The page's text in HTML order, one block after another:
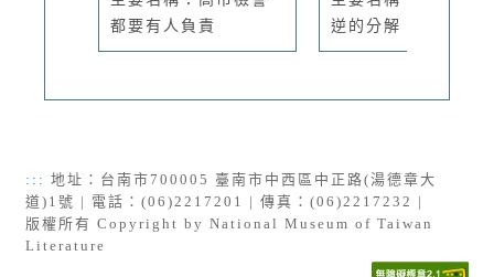
都要有人負責
逆的分解
::: 地址：台南市700005 臺南市中西區中正路(湯德章大
道)1號 | 電話：(06)2217201 | 傳真：(06)2217232 |
版權所有 Copyright by National Museum of Taiwan
Literature